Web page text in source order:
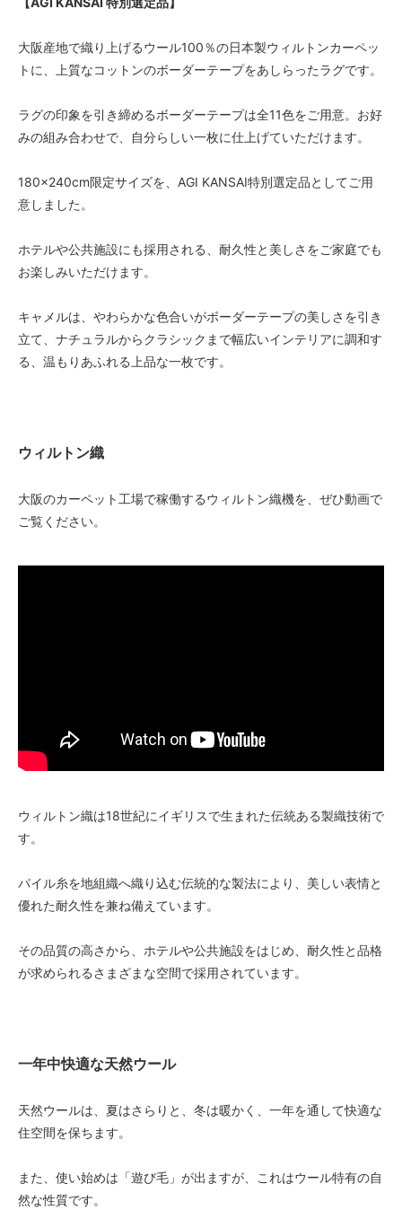
大阪産地で織り上げるウール100％の日本製ウィルトンカーペッ
トに、上質なコットンのボーダーテープをあしらったラグです。
ラグの印象を引き締めるボーダーテープは全11色をご用意。お好
みの組み合わせで、自分らしい一枚に仕上げていただけます。
180×240cm限定サイズを、AGI KANSAI特別選定品としてご用
意しました。
ホテルや公共施設にも採用される、耐久性と美しさをご家庭でも
お楽しみいただけます。
キャメルは、やわらかな色合いがボーダーテープの美しさを引き
立て、ナチュラルからクラシックまで幅広いインテリアに調和す
る、温もりあふれる上品な一枚です。
ウィルトン織
大阪のカーペット工場で稼働するウィルトン織機を、ぜひ動画で
ご覧ください。
ウィルトン織は18世紀にイギリスで生まれた伝統ある製織技術で
す。
パイル糸を地組織へ織り込む伝統的な製法により、美しい表情と
優れた耐久性を兼ね備えています。
その品質の高さから、ホテルや公共施設をはじめ、耐久性と品格
が求められるさまざまな空間で採用されています。
一年中快適な天然ウール
天然ウールは、夏はさらりと、冬は暖かく、一年を通して快適な
住空間を保ちます。
また、使い始めは「遊び毛」が出ますが、これはウール特有の自
然な性質です。